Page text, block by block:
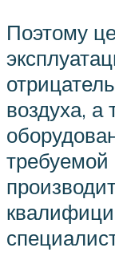
Поэтому
воздуха, а